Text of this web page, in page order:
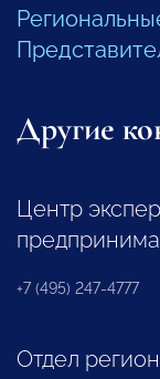
Другие
Центр
+7 (495) 247-4777
Отдел